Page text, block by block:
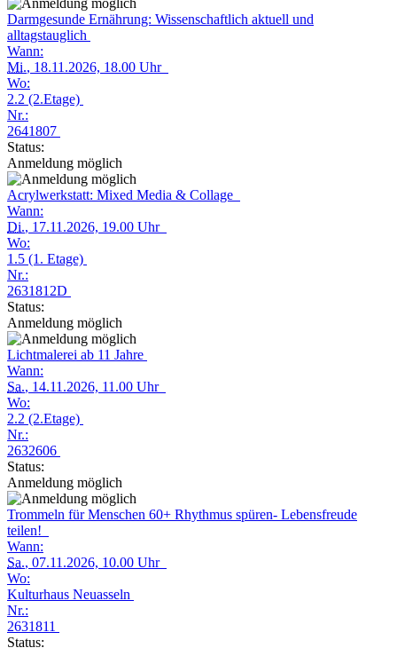
Darmgesunde Ernährung: Wissenschaftlich aktuell und
alltagstauglich
Wann:
Mi., 18.11.2026, 18.00 Uhr
Wo:
2.2 (2.Etage)
Nr.:
2641807
Status:
Anmeldung möglich
Acrylwerkstatt: Mixed Media & Collage
Wann:
Di., 17.11.2026, 19.00 Uhr
Wo:
1.5 (1. Etage)
Nr.:
2631812D
Status:
Anmeldung möglich
Lichtmalerei ab 11 Jahre
Wann:
Sa., 14.11.2026, 11.00 Uhr
Wo:
2.2 (2.Etage)
Nr.:
2632606
Status:
Anmeldung möglich
Trommeln für Menschen 60+ Rhythmus spüren- Lebensfreude
teilen!
Wann:
Sa., 07.11.2026, 10.00 Uhr
Wo:
Kulturhaus Neuasseln
Nr.:
2631811
Status: